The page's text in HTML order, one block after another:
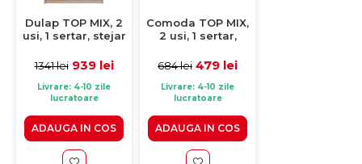
Dulap TOP MIX, 2
usi, 1 sertar, stejar
80x57x183 cm
1341 lei 939 lei
Livrare: 4-10 zile
lucratoare
ADAUGA IN COS
Comoda TOP MIX,
2 usi, 1 sertar,
80x33x85 cm
684 lei 479 lei
Livrare: 4-10 zile
lucratoare
ADAUGA IN COS